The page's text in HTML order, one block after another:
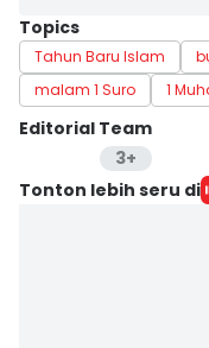
Topics
Tahun Baru Islam
malam 1 Suro
1
Editorial Team
3+
Editor
Tonton lebih seru di